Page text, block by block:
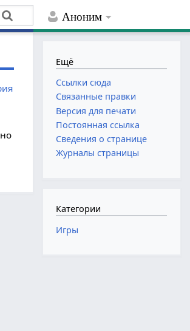
Аноним
Ещё
Ссылки сюда
Связанные правки
Версия для печати
Постоянная ссылка
Сведения о странице
Журналы страницы
Категории
Игры